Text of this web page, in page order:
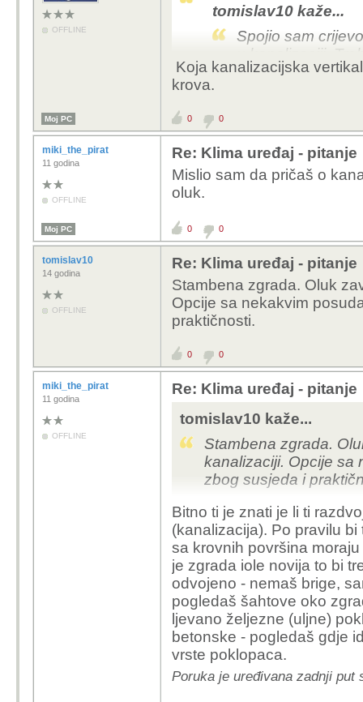
OFFLINE
tomislav10 kaže...
Spojio sam
u kanalizaciji.
Inače klima je
Nadam se da je to
mogućnosti
bio "pametan" pa
može biti
tomislav10 kaže...
zato može
To ne znam,
To ti je odzraka
vodu is sifona WC
Koja kanalizacijska
krova.
Moj PC 0 0
miki_the_pirat
11 godina
OFFLINE
Re: Klima uređaj - pitanje
Mislio sam da pričaš o
oluk.
Moj PC 0 0
tomislav10
14 godina
OFFLINE
Re: Klima uređaj - pitanje
Stambena zgrada. Oluk
Opcije sa nekakvim
praktičnosti.
0 0
miki_the_pirat
11 godina
OFFLINE
Re: Klima uređaj - pitanje
tomislav10 kaže...
Stambena zgrada.
kanalizaciji. Opcije sa
zbog susjeda i
Bitno ti je znati je li ti
(kanalizacija). Po pravilu
sa krovnih površina
je zgrada iole novija to bi
odvojeno - nemaš brige,
pogledaš šahtove oko
ljevano željezne (uljne)
betonske - pogledaš gdje
vrste poklopaca.
Poruka je uređivana zadnji put